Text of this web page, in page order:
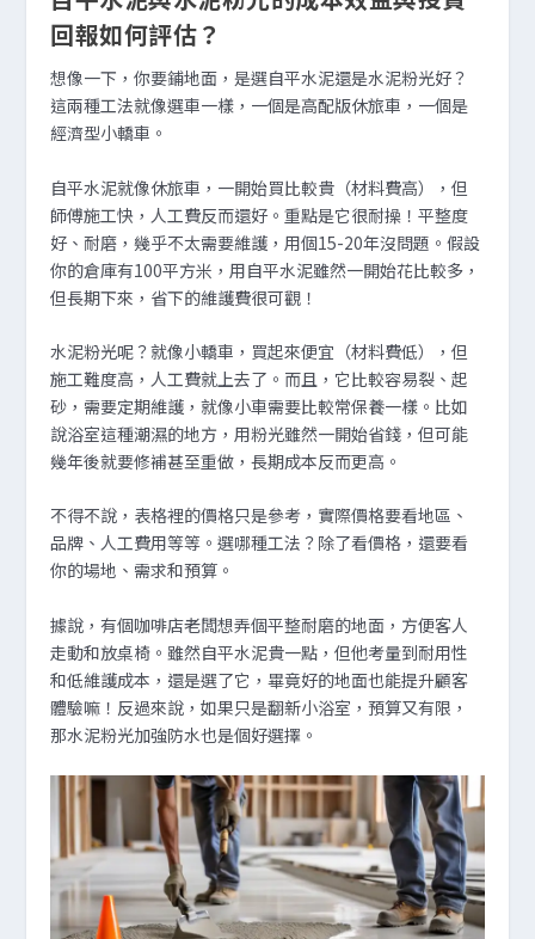
回報如何評估？
想像一下，你要鋪地面，是選自平水泥還是水泥粉光好？
這兩種工法就像選車一樣，一個是高配版休旅車，一個是
經濟型小轎車。
自平水泥就像休旅車，一開始買比較貴（材料費高），但
師傅施工快，人工費反而還好。重點是它很耐操！平整度
好、耐磨，幾乎不太需要維護，用個15-20年沒問題。假設
你的倉庫有100平方米，用自平水泥雖然一開始花比較多，
但長期下來，省下的維護費很可觀！
水泥粉光呢？就像小轎車，買起來便宜（材料費低），但
施工難度高，人工費就上去了。而且，它比較容易裂、起
砂，需要定期維護，就像小車需要比較常保養一樣。比如
說浴室這種潮濕的地方，用粉光雖然一開始省錢，但可能
幾年後就要修補甚至重做，長期成本反而更高。
不得不說，表格裡的價格只是參考，實際價格要看地區、
品牌、人工費用等等。選哪種工法？除了看價格，還要看
你的場地、需求和預算。
據說，有個咖啡店老闆想弄個平整耐磨的地面，方便客人
走動和放桌椅。雖然自平水泥貴一點，但他考量到耐用性
和低維護成本，還是選了它，畢竟好的地面也能提升顧客
體驗嘛！反過來說，如果只是翻新小浴室，預算又有限，
那水泥粉光加強防水也是個好選擇。